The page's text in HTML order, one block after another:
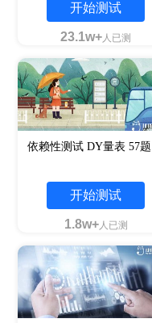
开始测试
23.1w+人已测
依赖性测试 DY量表 57题
开始测试
1.8w+人已测